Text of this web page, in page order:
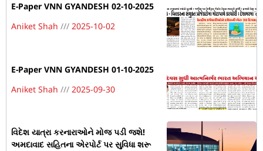
E-Paper VNN GYANDESH 02-10-2025
Aniket Shah
2025-10-02
E-Paper VNN GYANDESH 01-10-2025
Aniket Shah
2025-09-30
વિદેશ યાત્રા કરનારાઓને મોજ પડી જશે!
અમદાવાદ સહિતના એરપોર્ટ પર સુવિધા શરૂ